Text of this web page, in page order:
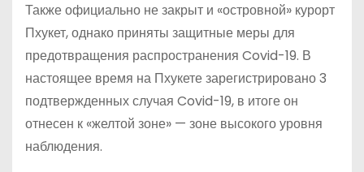
Также официально не закрыт и «островной» курорт
Пхукет, однако приняты защитные меры для
предотвращения распространения Covid-19. В
настоящее время на Пхукете зарегистрировано 3
подтвержденных случая Covid-19, в итоге он
отнесен к «желтой зоне» — зоне высокого уровня
наблюдения.